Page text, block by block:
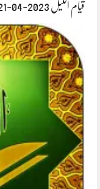
قیام اللیل 2023-04-21